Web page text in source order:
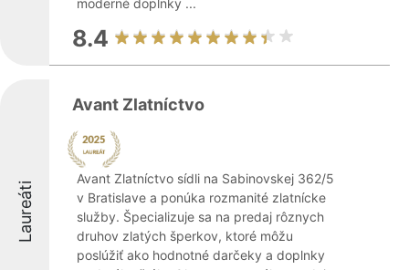
moderné doplnky ...
8.4
Laureáti
Avant Zlatníctvo
Avant Zlatníctvo sídli na Sabinovskej 362/5
v Bratislave a ponúka rozmanité zlatnícke
služby. Špecializuje sa na predaj rôznych
druhov zlatých šperkov, ktoré môžu
poslúžiť ako hodnotné darčeky a doplnky